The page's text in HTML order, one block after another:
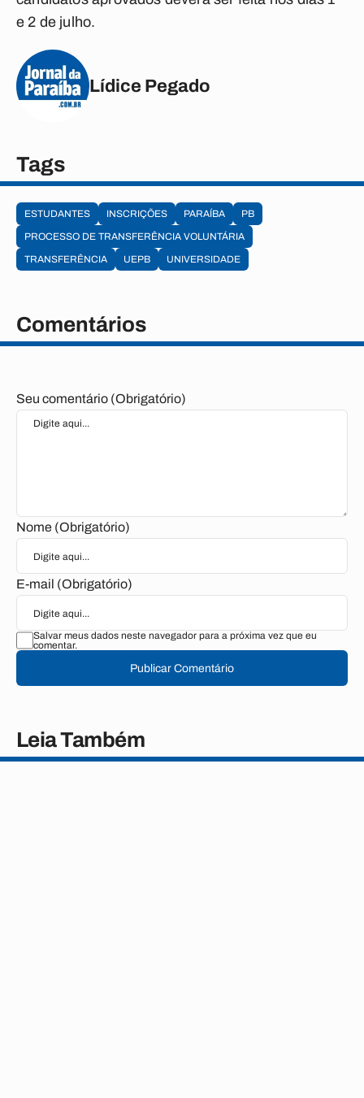
e 2 de julho.
Lídice Pegado
Tags
ESTUDANTES INSCRIÇÕES PARAÍBA
PB
PROCESSO DE TRANSFERÊNCIA VOLUNTÁRIA
TRANSFERÊNCIA
UEPB UNIVERSIDADE
Comentários
Seu comentário (Obrigatório)
Nome (Obrigatório)
E-mail (Obrigatório)
Salvar meus dados neste navegador para a próxima vez que eu
comentar.
Publicar Comentário
Leia Também